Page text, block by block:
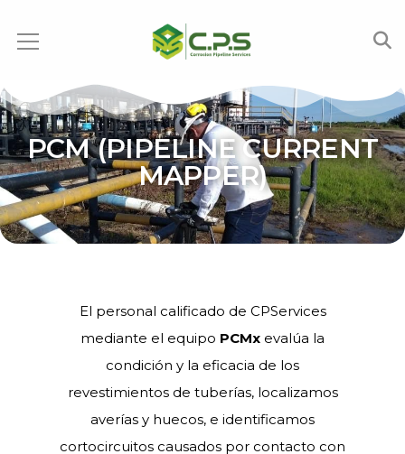
PCM (PIPELINE CURRENT
MAPPER)
El personal calificado de CPServices
mediante el equipo PCMx evalúa la
condición y la eficacia de los
revestimientos de tuberías, localizamos
averías y huecos, e identificamos
cortocircuitos causados por contacto con